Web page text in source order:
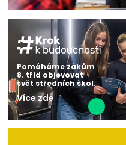
Pomáháme žákům
8. tříd objevovat
svět středních škol.
Více zde